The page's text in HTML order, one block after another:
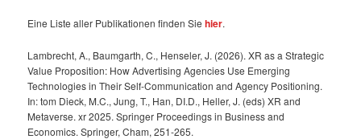
Eine Liste aller Publikationen finden Siehier.
Lambrecht, A., Baumgarth, C., Henseler, J. (2026). XR as a Strategic
Value Proposition: How Advertising Agencies Use Emerging
Technologies in Their Self-Communication and Agency Positioning.
In: tom Dieck, M.C., Jung, T., Han, DI.D., Heller, J. (eds) XR and
Metaverse. xr 2025. Springer Proceedings in Business and
Economics. Springer, Cham, 251-265.